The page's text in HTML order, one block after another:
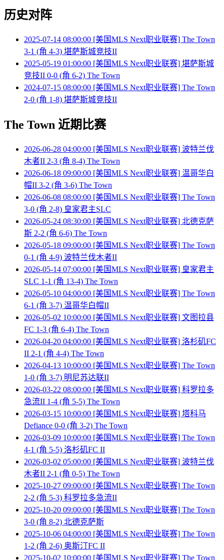
历史对阵
2025-07-14 08:00:00 [美国MLS Next职业联赛] The Town
3-1 (角 4-3) 堪萨斯城竞技II
2025-05-19 01:00:00 [美国MLS Next职业联赛] 堪萨斯城
竞技II 0-0 (角 6-2) The Town
2024-07-15 08:00:00 [美国MLS Next职业联赛] The Town
2-0 (角 1-8) 堪萨斯城竞技II
The Town 近期比赛
2026-06-28 04:00:00 [美国MLS Next职业联赛] 波特兰伐
木者II 2-3 (角 8-4) The Town
2026-06-18 09:00:00 [美国MLS Next职业联赛] 温哥华白
帽II 3-2 (角 3-6) The Town
2026-06-08 08:00:00 [美国MLS Next职业联赛] The Town
3-0 (角 2-8) 皇家君主SLC
2026-05-24 08:30:00 [美国MLS Next职业联赛] 北德克萨
斯 2-2 (角 6-6) The Town
2026-05-18 09:00:00 [美国MLS Next职业联赛] The Town
0-1 (角 4-9) 波特兰伐木者II
2026-05-14 07:00:00 [美国MLS Next职业联赛] 皇家君主
SLC 1-1 (角 13-4) The Town
2026-05-10 04:00:00 [美国MLS Next职业联赛] The Town
6-1 (角 3-7) 温哥华白帽II
2026-05-02 10:00:00 [美国MLS Next职业联赛] 文图拉县
FC 1-3 (角 6-4) The Town
2026-04-20 04:00:00 [美国MLS Next职业联赛] 洛杉矶FC
II 2-1 (角 4-4) The Town
2026-04-13 10:00:00 [美国MLS Next职业联赛] The Town
1-0 (角 3-7) 明尼苏达联II
2026-03-22 08:00:00 [美国MLS Next职业联赛] 科罗拉多
急流II 1-4 (角 5-5) The Town
2026-03-15 10:00:00 [美国MLS Next职业联赛] 塔科马
Defiance 0-0 (角 3-2) The Town
2026-03-09 10:00:00 [美国MLS Next职业联赛] The Town
4-1 (角 5-5) 洛杉矶FC II
2026-03-02 05:00:00 [美国MLS Next职业联赛] 波特兰伐
木者II 2-1 (角 0-5) The Town
2025-10-27 09:00:00 [美国MLS Next职业联赛] The Town
2-2 (角 5-3) 科罗拉多急流II
2025-10-20 09:00:00 [美国MLS Next职业联赛] The Town
3-0 (角 8-2) 北德克萨斯
2025-10-06 04:00:00 [美国MLS Next职业联赛] The Town
1-2 (角 2-6) 奥斯汀FC II
2025-10-02 10:00:00 [美国MLS Next职业联赛] The Town